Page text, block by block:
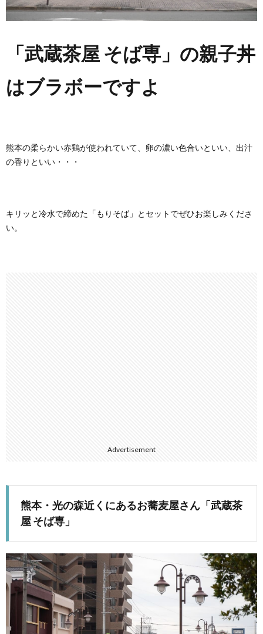
「武蔵茶屋 そば専」の親子丼
はブラボーですよ
熊本の柔らかい赤鶏が使われていて、卵の濃い色合いといい、出汁
の香りといい・・・
キリッと冷水で締めた「もりそば」とセットでぜひお楽しみくださ
い。
Advertisement
熊本・光の森近くにあるお蕎麦屋さん「武蔵茶
屋 そば専」